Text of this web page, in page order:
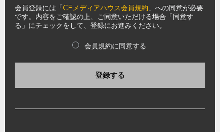
会員登録には「CEメディアハウス会員規約 」への同意が必要
です。内容をご確認の上、ご同意いただける場合「同意す
る」にチェックをして、登録にお進みください。
会員規約に同意する
登録する